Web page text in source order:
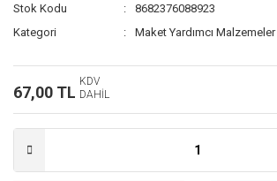
Stok Kodu
8682376088923
Kategori
Maket Yardımcı Malzemeler
67,00 TL
KDV
DAHİL